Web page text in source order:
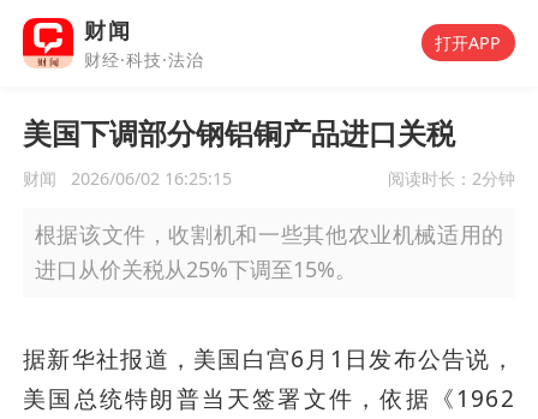
财闻
财经·科技·法治
打开APP
美国下调部分钢铝铜产品进口关税
财闻 2026/06/02 16:25:15 阅读时长： 2分钟
根据该文件，收割机和一些其他农业机械适用的
进口从价关税从25%下调至15%。
据新华社报道，美国白宫6月1日发布公告说，
美国总统特朗普当天签署文件，依据《1962